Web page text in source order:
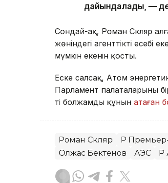
дайындалады, —
Сондай-ақ, Роман Скляр
жөніндегі агенттіктің
мүмкін екенін қосты.
Еске салсақ, Атом
Парламент палаталарының
тің болжамды құнын атаған
Роман Скляр ҚР
Олжас Бектенов
АЭС